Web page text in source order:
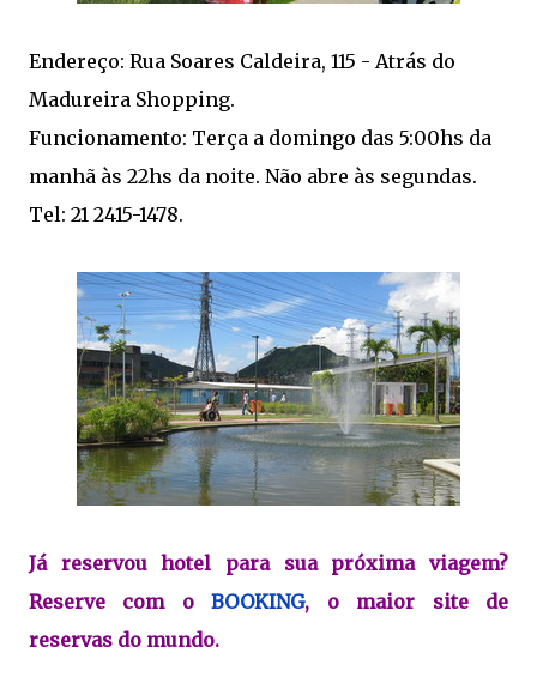
Endereço: Rua Soares Caldeira, 115 - Atrás do
Madureira Shopping.
Funcionamento: Terça a domingo das 5:00hs da
manhã às 22hs da noite. Não abre às segundas.
Tel: 21 2415-1478.
Já reservou hotel para sua próxima viagem?
Reserve com oBOOKING, o maior site de
reservas do mundo.